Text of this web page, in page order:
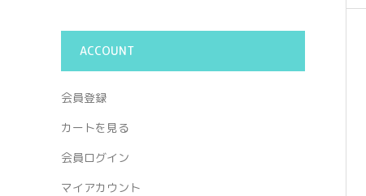
ACCOUNT
会員登録
カートを見る
会員ログイン
マイアカウント